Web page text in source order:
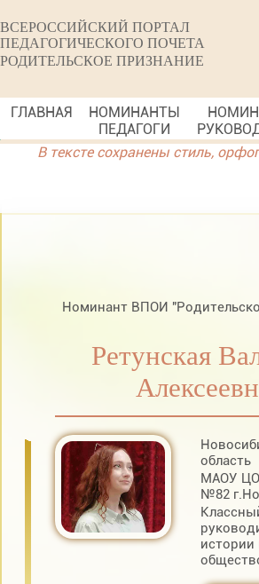
ВСЕРОССИЙСКИЙ ПОРТАЛ
ПЕДАГОГИЧЕСКОГО ПОЧЕТА
РОДИТЕЛЬСКОЕ ПРИЗНАНИЕ
ГЛАВНАЯ
НОМИНАНТЫ
ПЕДАГОГИ
В тексте сохранены стиль,
Номинант ВПОИ
Ретунская
область
МАОУ ЦО
№82
истории